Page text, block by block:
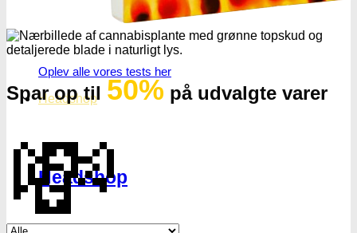
Oplev alle vores tests her
Headshop
Headshop
Spar op til 50% på udvalgte varer
💸